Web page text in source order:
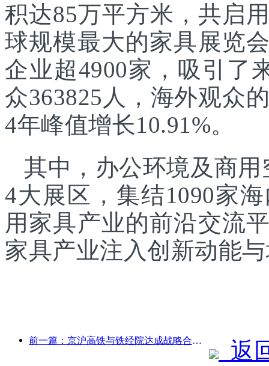
积达85万平方米，共启
球规模最大的家具展览
企业超4900家，吸引了
众363825人，海外观众
4年峰值增长10.91%。
其中，办公环境及商
4大展区，集结1090家
用家具产业的前沿交流
家具产业注入创新动能
前一篇：京沪高铁与铁经院达成战略合作，共推高铁高质量发展
返